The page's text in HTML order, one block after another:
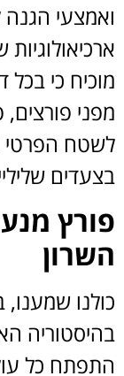
ואמצעי הגנה
מוכיח כי בכל
מפני
לשטח הפרטי
בצעדים
פורץ
השרון
כולנו שמענו,
בהיסטוריה
התפתח כל